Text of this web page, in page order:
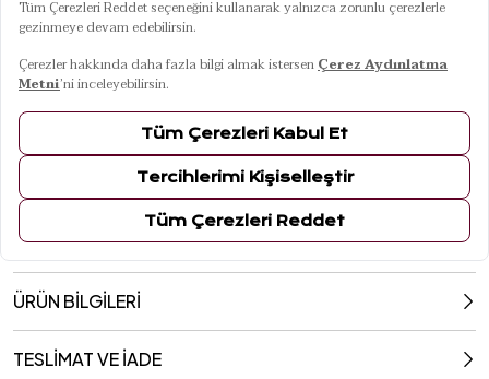
Renkler TURUNCU
Ölçüler
ÜRÜN BİLGİLERİ
TESLİMAT VE İADE